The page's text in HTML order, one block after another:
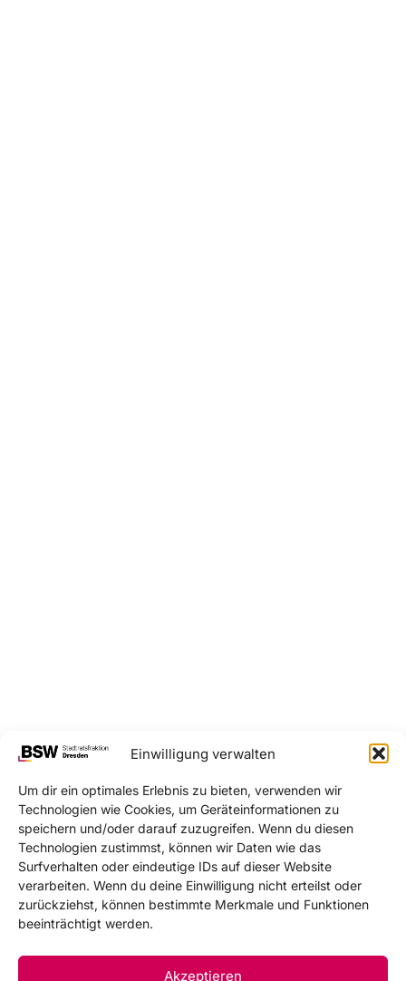
Einwilligung verwalten
Um dir ein optimales Erlebnis zu bieten, verwenden wir
Technologien wie Cookies, um Geräteinformationen zu
speichern und/oder darauf zuzugreifen. Wenn du diesen
Technologien zustimmst, können wir Daten wie das
Surfverhalten oder eindeutige IDs auf dieser Website
verarbeiten. Wenn du deine Einwilligung nicht erteilst oder
zurückziehst, können bestimmte Merkmale und Funktionen
beeinträchtigt werden.
Akzeptieren